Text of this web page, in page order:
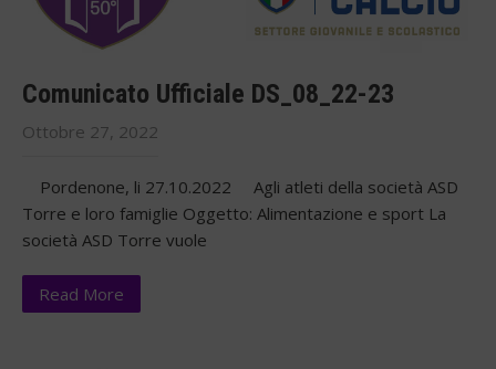
Comunicato Ufficiale DS_08_22-23
Ottobre 27, 2022
Pordenone, li 27.10.2022 Agli atleti della società ASD
Torre e loro famiglie Oggetto: Alimentazione e sport La
società ASD Torre vuole
Read More